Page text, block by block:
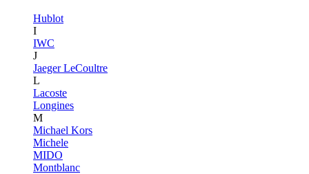
Hublot
I
IWC
J
Jaeger LeCoultre
L
Lacoste
Longines
M
Michael Kors
Michele
MIDO
Montblanc